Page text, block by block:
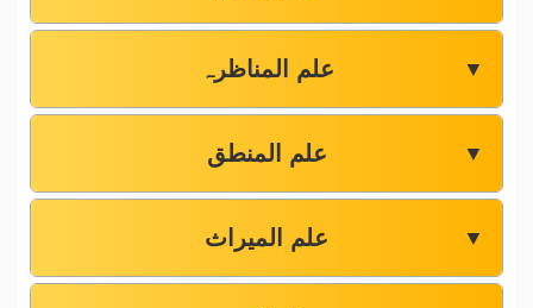
علم المناظرہ ▼
علم المنطق ▼
علم المیراث ▼